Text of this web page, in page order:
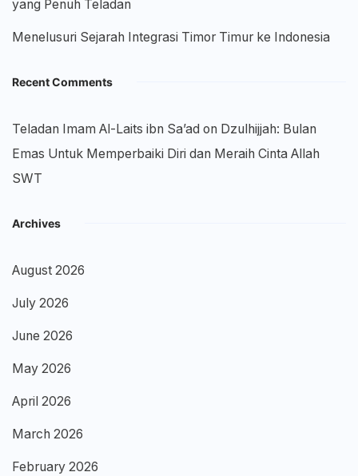
yang Penuh Teladan
Menelusuri Sejarah Integrasi Timor Timur ke Indonesia
Recent Comments
Teladan Imam Al-Laits ibn Sa’ad on Dzulhijjah: Bulan
Emas Untuk Memperbaiki Diri dan Meraih Cinta Allah
SWT
Archives
August 2026
July 2026
June 2026
May 2026
April 2026
March 2026
February 2026